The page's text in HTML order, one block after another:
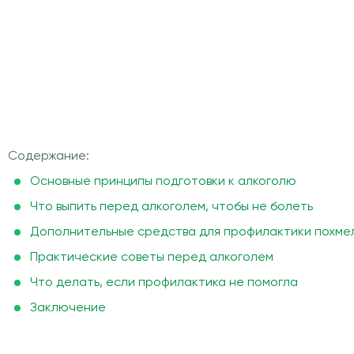
Содержание:
Основные принципы подготовки к алкоголю
Что выпить перед алкоголем, чтобы не болеть
Дополнительные средства для профилактики
Практические советы перед алкоголем
Что делать, если профилактика не помогла
Заключение